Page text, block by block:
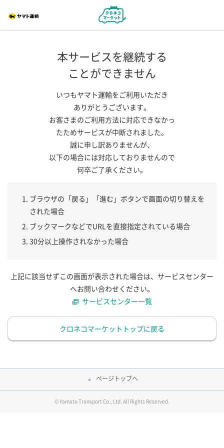
本サービスを継続する
ことができません
いつもヤマト運輸をご利用いただき
ありがとうございます。
お客さまのご利用方法に対応できなかっ
たためサービスが中断されました。
誠に申し訳ありませんが、
以下の場合には対応しておりませんので
何卒ご了承ください。
ブラウザの「戻る」「進む」ボタンで画面の切り替えを
された場合
ブックマークなどでURLを直接指定されている場合
30分以上操作されなかった場合
上記に該当せずこの画面が表示された場合は、サービスセンター
へお問い合わせください。
サービスセンター一覧
クロネコマーケットトップに戻る
ページトップへ
© Yamato Transport Co., Ltd. All Rights Reserved.